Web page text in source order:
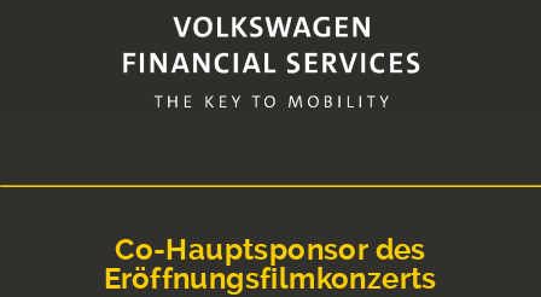
Co-Hauptsponsor des
Eröffnungsfilmkonzerts